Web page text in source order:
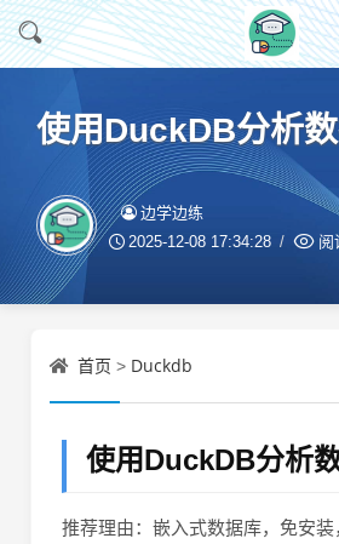
使用DuckDB分析
边学边练
2025-12-08 17:34:28 阅
首页 > Duckdb
使用DuckDB分析
推荐理由：嵌入式数据库，免安